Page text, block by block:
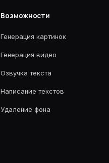
Возможности
Генерация картинок
Генерация видео
Озвучка текста
Написание текстов
Удаление фона